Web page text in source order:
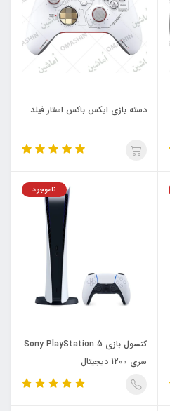
دسته بازی ایکس باکس استار فیلد
ناموجود
کنسول بازی Sony PlayStation 5
سری 1200 دیجیتال